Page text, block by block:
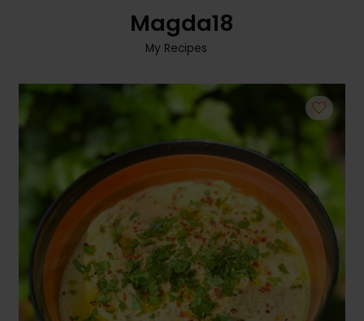
Băuturi
Băuturi calde
Băuturi reci
Cocktail-uri
Smoothies
Ceva Dulce
Magda18
My Recipes